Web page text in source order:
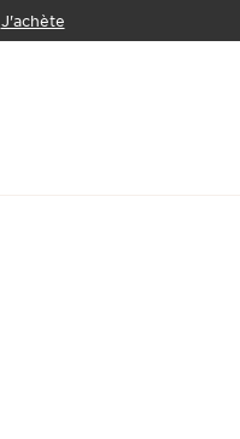
J'achète